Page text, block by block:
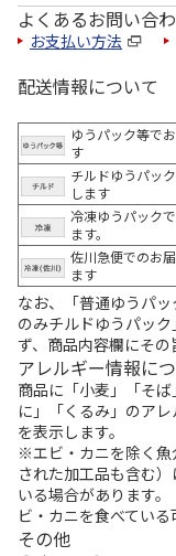
よくあるお問い合
お支払い方法
配送情報について
ゆうパック等で
す
チルドゆうパッ
します
冷凍ゆうパック
ます。
佐川急便でのお
ます
なお、「普通ゆうパ
のみチルドゆうパッ
ず、商品内容欄にその
アレルギー情報に
商品に「小麦」「そ
に」「くるみ」のア
を表示します。
※エビ・カニを除く魚
された加工品も含む
いる場合があります
ビ・カニを食べている
その他